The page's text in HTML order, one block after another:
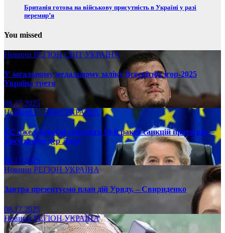
Британія готова на військову присутність в Україні у разі
перемир’я
You missed
Новини РЕГІОНСВІТ УКРАЇНА
У загальному медальному заліку Всесвітніх ігор-2025
Україна третя
08.17.2025
НовиниРЕГІОН УКРАЇНА
ЄС вже у вересні ухвалить 19-й ракет санкцій проти рф, –
Урсула фон дер Ляєн
08.17.2025
Новини РЕГІОН УКРАЇНА
Завтра презентуємо план дій Уряду, – Свириденко
08.17.2025
НовиниРЕГІОНУКРАЇНА